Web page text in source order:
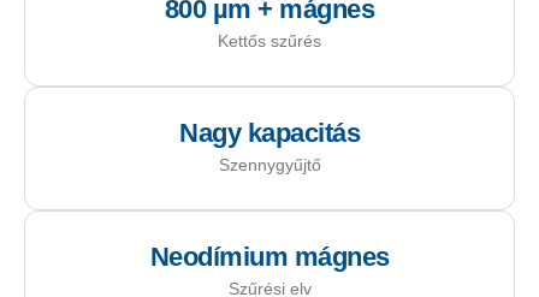
800 µm + mágnes
Kettős szűrés
Nagy kapacitás
Szennygyűjtő
Neodímium mágnes
Szűrési elv